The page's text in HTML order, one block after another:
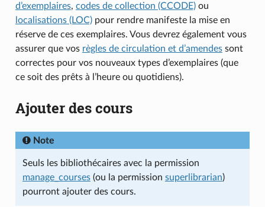
d’exemplaires, codes de collection (CCODE)ou
localisations (LOC)pour rendre manifeste la mise en
réserve de ces exemplaires. Vous devrez également vous
assurer que vos règles de circulation et d’amendessont
correctes pour vos nouveaux types d’exemplaires (que
ce soit des prêts à l’heure ou quotidiens).
Ajouter des cours
Note
Seuls les bibliothécaires avec la permission
manage_courses(ou la permission superlibrarian)
pourront ajouter des cours.